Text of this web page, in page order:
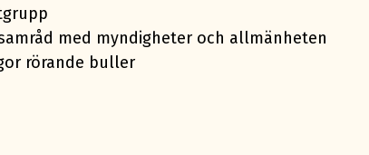
med myndigheter och allmänheten
rörande buller